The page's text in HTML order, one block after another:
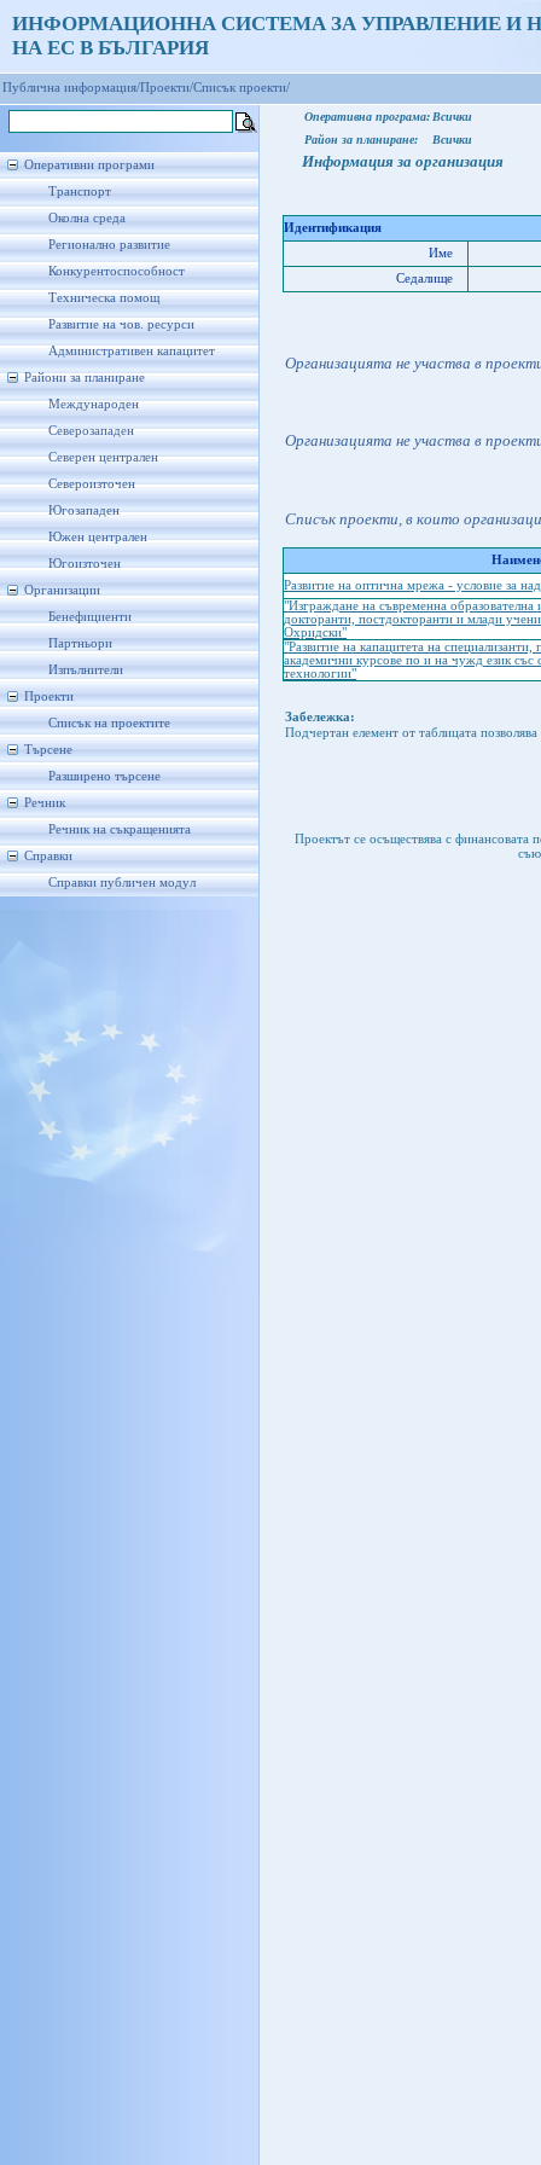
ИНФОРМАЦИОННА СИСТЕМА ЗА УПРАВЛЕНИЕ И
НА ЕС В БЪЛГАРИЯ
Публична информация/Проекти/Списък проекти/
Оперативни програми
Транспорт
Околна среда
Регионално развитие
Конкурентоспособност
Техническа помощ
Развитие на чов. ресурси
Административен капацитет
Райони за планиране
Международен
Северозападен
Северен централен
Североизточен
Югозападен
Южен централен
Югоизточен
Организации
Бенефициенти
Партньори
Изпълнители
Проекти
Списък на проектите
Търсене
Разширено търсене
Речник
Речник на съкращенията
Справки
Справки публичен модул
Оперативна програма: Всички
Район за планиране:
Всички
Информация за организация
Идентификация
Име
Седалище
Организацията не участва в
Организацията не участва в
Списък проекти, в които
Развитие на оптична мрежа - условие за
"Изграждане на съвременна образователна
докторанти, постдокторанти и млади
Охридски"
"Развитие на капацитета на
академични курсове по и на чужд език
технологии"
Забележка:
Подчертан елемент от таблицата
Проектът се осъществява с финансовата